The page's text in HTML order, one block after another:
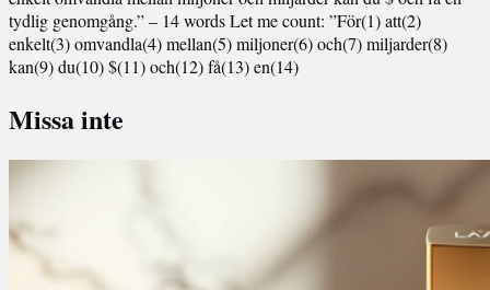
tydlig genomgång.” – 14 words Let me count: ”För(1) att(2)
enkelt(3) omvandla(4) mellan(5) miljoner(6) och(7) miljarder(8)
kan(9) du(10) $(11) och(12) få(13) en(14)
Missa inte